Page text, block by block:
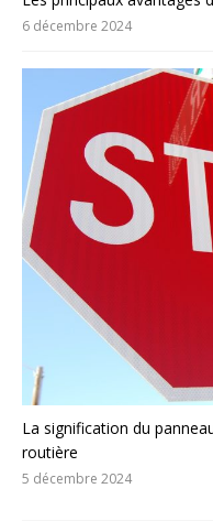
6 décembre 2024
La signification du
routière
5 décembre 2024